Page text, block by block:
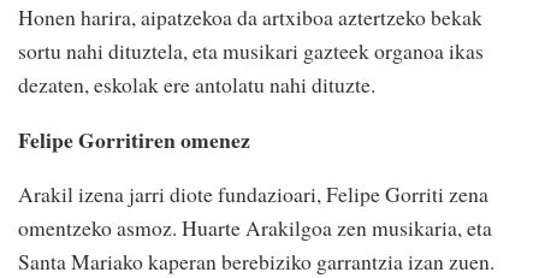
Honen harira, aipatzekoa da artxiboa aztertzeko bekak
sortu nahi dituztela, eta musikari gazteek organoa ikas
dezaten, eskolak ere antolatu nahi dituzte.
Felipe Gorritiren omenez
Arakil izena jarri diote fundazioari, Felipe Gorriti zena
omentzeko asmoz. Huarte Arakilgoa zen musikaria, eta
Santa Mariako kaperan berebiziko garrantzia izan zuen.